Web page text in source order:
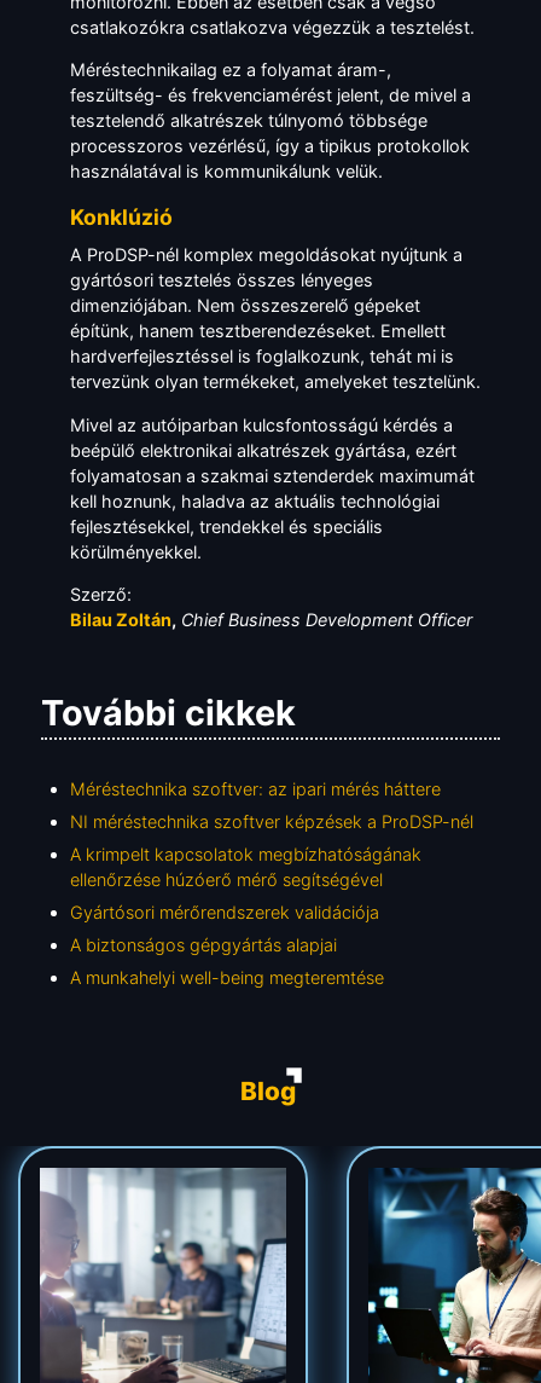
csatlakozókra csatlakozva végezzük a tesztelést.
Méréstechnikailag ez a folyamat áram-,
feszültség- és frekvenciamérést jelent, de mivel a
tesztelendő alkatrészek túlnyomó többsége
processzoros vezérlésű, így a tipikus protokollok
használatával is kommunikálunk velük.
Konklúzió
A ProDSP-nél komplex megoldásokat nyújtunk a
gyártósori tesztelés összes lényeges
dimenziójában. Nem összeszerelő gépeket
építünk, hanem tesztberendezéseket. Emellett
hardverfejlesztéssel is foglalkozunk, tehát mi is
tervezünk olyan termékeket, amelyeket tesztelünk.
Mivel az autóiparban kulcsfontosságú kérdés a
beépülő elektronikai alkatrészek gyártása, ezért
folyamatosan a szakmai sztenderdek maximumát
kell hoznunk, haladva az aktuális technológiai
fejlesztésekkel, trendekkel és speciális
körülményekkel.
Szerző:
Bilau Zoltán, Chief Business Development Officer
További cikkek
Méréstechnika szoftver: az ipari mérés háttere
NI méréstechnika szoftver képzések a ProDSP-nél
A krimpelt kapcsolatok megbízhatóságának
ellenőrzése húzóerő mérő segítségével
Gyártósori mérőrendszerek validációja
A biztonságos gépgyártás alapjai
A munkahelyi well-being megteremtése
Blog